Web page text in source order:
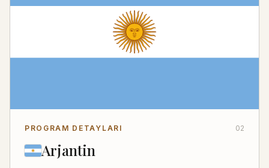
PROGRAM DETAYLARI 02
Arjantin